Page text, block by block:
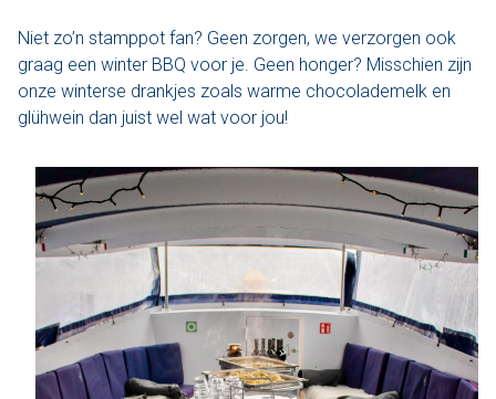
Contact
Werken bij Sloep Huren Utrecht
Nu aanvragen
Niet zo’n stamppot fan? Geen zorgen, we verzorgen ook
graag een winter BBQ voor je. Geen honger? Misschien zijn
onze winterse drankjes zoals warme chocolademelk en
glühwein dan juist wel wat voor jou!